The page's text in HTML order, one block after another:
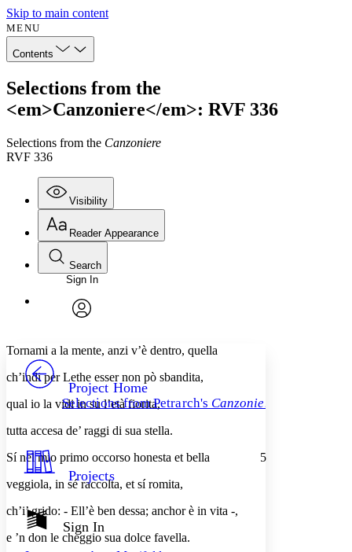
Skip to main content
MENU
Contents
Selections from the
<em>Canzoniere</em>: RVF 336
Selections from the Canzoniere
RVF 336
Visibility
Annotations
Others
Your highlights
Resources
Show all
Show all Hide all
Reader Appearance
Font
Font style
Decrease font size Increase font size
Decrease font size Increase font size
Color Scheme
Annotation contrast
abc Low
Search
Enter search criteria
Search within:
PROJECT
Sign In
Project Home
Selections from Petrarch's Canzoniere
Projects
Sign In
Tornami a la mente, anzi v’è dentro, quella
ch’indi per Lethe esser non pò sbandita,
qual io la vidi in su l’età fiorita,
tutta accesa de’ raggi di sua stella.
Sí nel mio primo occorso honesta et bella 5
veggiola, in sé raccolta, et sí romita,
ch’i’ grido: - Ell’è ben dessa; anchor è in vita -,
e ’n don le cheggio sua dolce favella.